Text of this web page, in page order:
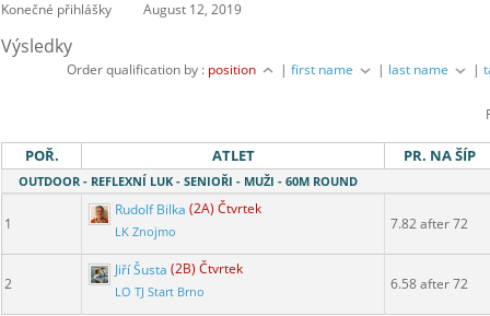
Konečné přihlášky
August 12, 2019
Výsledky
Order qualification by : position |first name | last name |
POŘ. ATLET PR. NA ŠÍP
OUTDOOR - REFLEXNÍ LUK - SENIOŘI - MUŽI - 60M ROUND
1
Rudolf Bilka (2A) Čtvrtek
LK Znojmo 7.82 after 72
2
Jiří Šusta (2B) Čtvrtek
LO TJ Start Brno 6.58 after 72